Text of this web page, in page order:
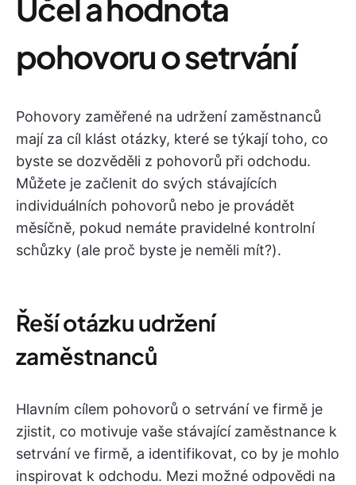
Účel a hodnota
pohovoru o setrvání
Pohovory zaměřené na udržení zaměstnanců
mají za cíl klást otázky, které se týkají toho, co
byste se dozvěděli z pohovorů při odchodu.
Můžete je začlenit do svých stávajících
individuálních pohovorů nebo je provádět
měsíčně, pokud nemáte pravidelné kontrolní
schůzky (ale proč byste je neměli mít?).
Řeší otázku udržení
zaměstnanců
Hlavním cílem pohovorů o setrvání ve firmě je
zjistit, co motivuje vaše stávající zaměstnance k
setrvání ve firmě, a identifikovat, co by je mohlo
inspirovat k odchodu. Mezi možné odpovědi na